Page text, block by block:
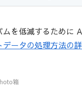
ムを低減するために
データの処理方法の
箱